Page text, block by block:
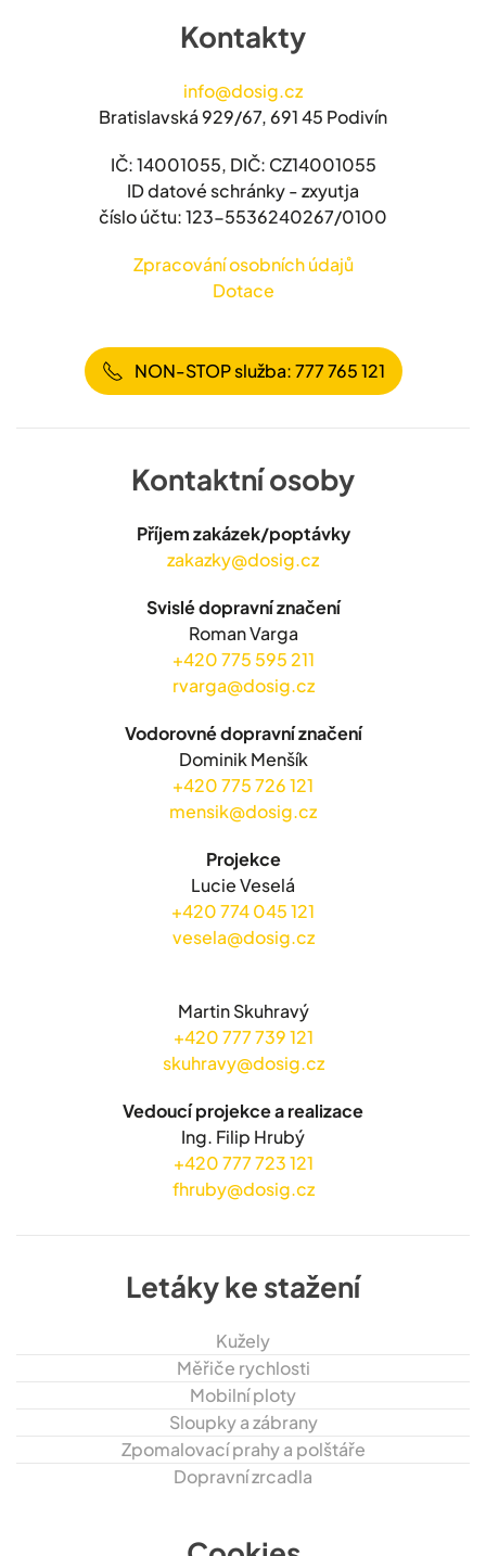
Kontakty
info@dosig.cz
Bratislavská 929/67, 691 45 Podivín
IČ: 14001055, DIČ: CZ14001055
ID datové schránky - zxyutja
číslo účtu: 123-5536240267/0100
Zpracování osobních údajů
Dotace
NON-STOP služba: 777 765 121
Kontaktní osoby
Příjem zakázek/poptávky
zakazky@dosig.cz
Svislé dopravní značení
Roman Varga
+420 775 595 211
rvarga@dosig.cz
Vodorovné dopravní značení
Dominik Menšík
+420 775 726 121
mensik@dosig.cz
Projekce
Lucie Veselá
+420 774 045 121
vesela@dosig.cz
Martin Skuhravý
+420 777 739 121
skuhravy@dosig.cz
Vedoucí projekce a realizace
Ing. Filip Hrubý
+420 777 723 121
fhruby@dosig.cz
Letáky ke stažení
Kužely
Měřiče rychlosti
Mobilní ploty
Sloupky a zábrany
Zpomalovací prahy a polštáře
Dopravní zrcadla